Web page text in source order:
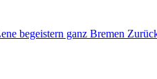
begeistern ganz Bremen